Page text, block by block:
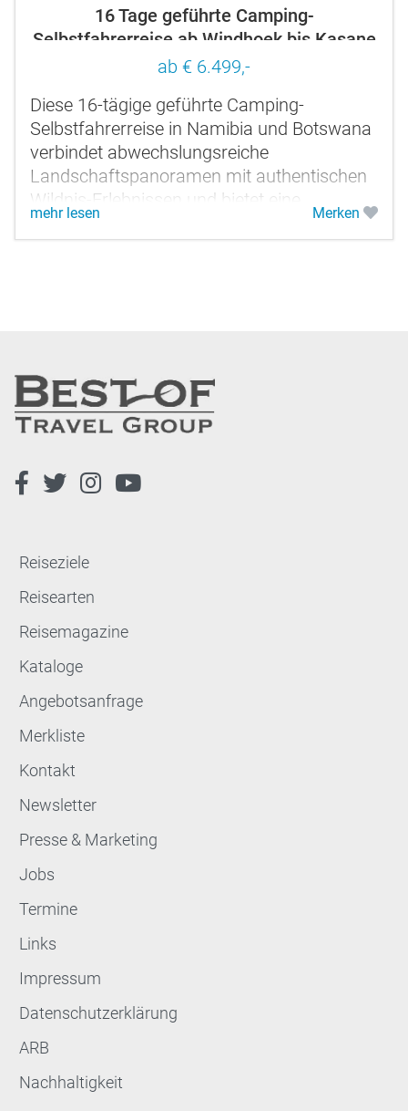
16 Tage geführte Camping-
Selbstfahrerreise ab Windhoek bis Kasane
ab € 6.499,-
Diese 16-tägige geführte Camping-
Selbstfahrerreise in Namibia und Botswana
verbindet abwechslungsreiche
Landschaftspanoramen mit authentischen
Wildnis-Erlebnissen und bietet eine
Mischung aus Abenteuer,
mehr lesen Merken
Reiseziele
Reisearten
Reisemagazine
Kataloge
Angebotsanfrage
Merkliste
Kontakt
Newsletter
Presse & Marketing
Jobs
Termine
Links
Impressum
Datenschutzerklärung
ARB
Nachhaltigkeit